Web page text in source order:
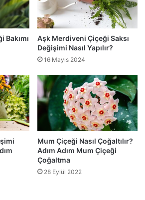
Bakımı
Aşk Merdiveni Çiçeği Saksı
Değişimi Nasıl Yapılır?
16 Mayıs 2024
Mum Çiçeği Nasıl Çoğaltılır?
Adım Adım Mum Çiçeği
Çoğaltma
28 Eylül 2022